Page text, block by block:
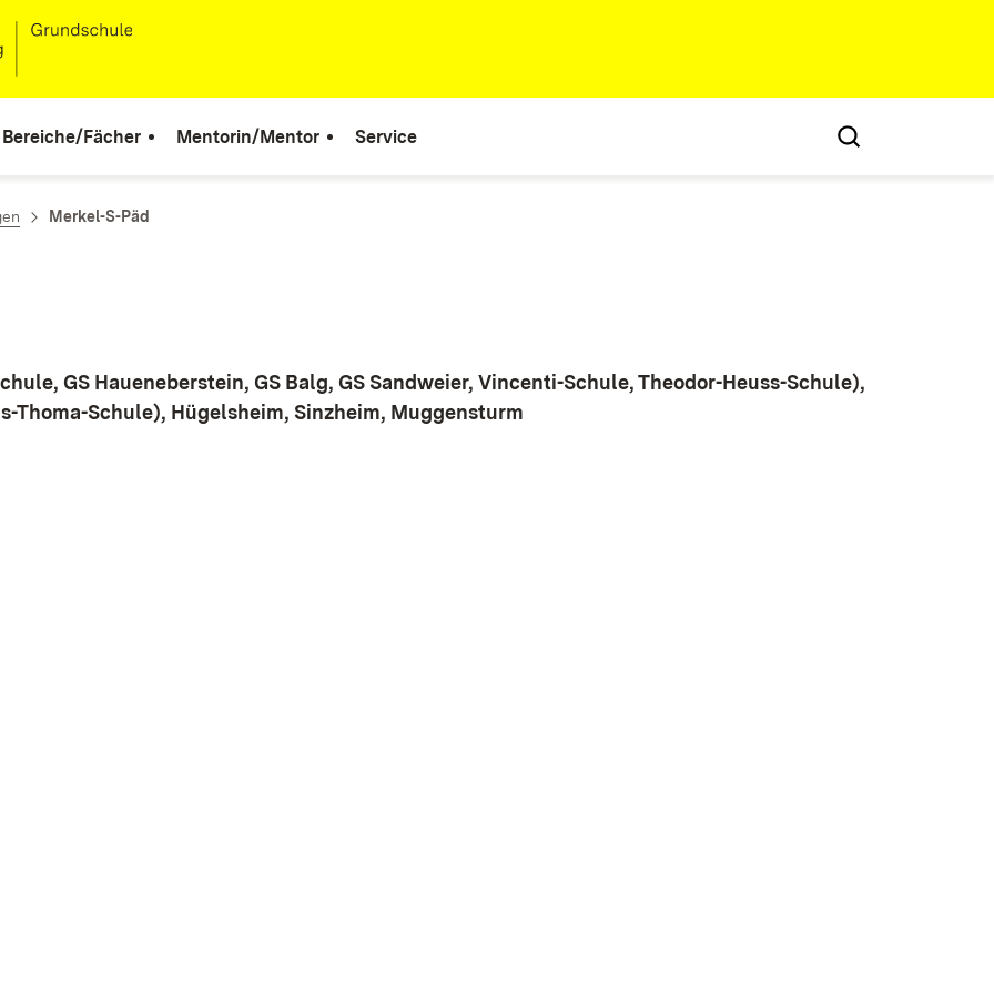
Bereiche/Fächer Mentorin/Mentor Service
Merkel-S-Päd
GS Haueneberstein, GS Balg, GS Sandweier, Vincenti-Schule, Theodor-Heuss-Schule),
Thoma-Schule), Hügelsheim, Sinzheim, Muggensturm